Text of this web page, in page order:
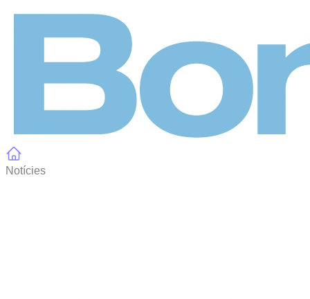
Notícies